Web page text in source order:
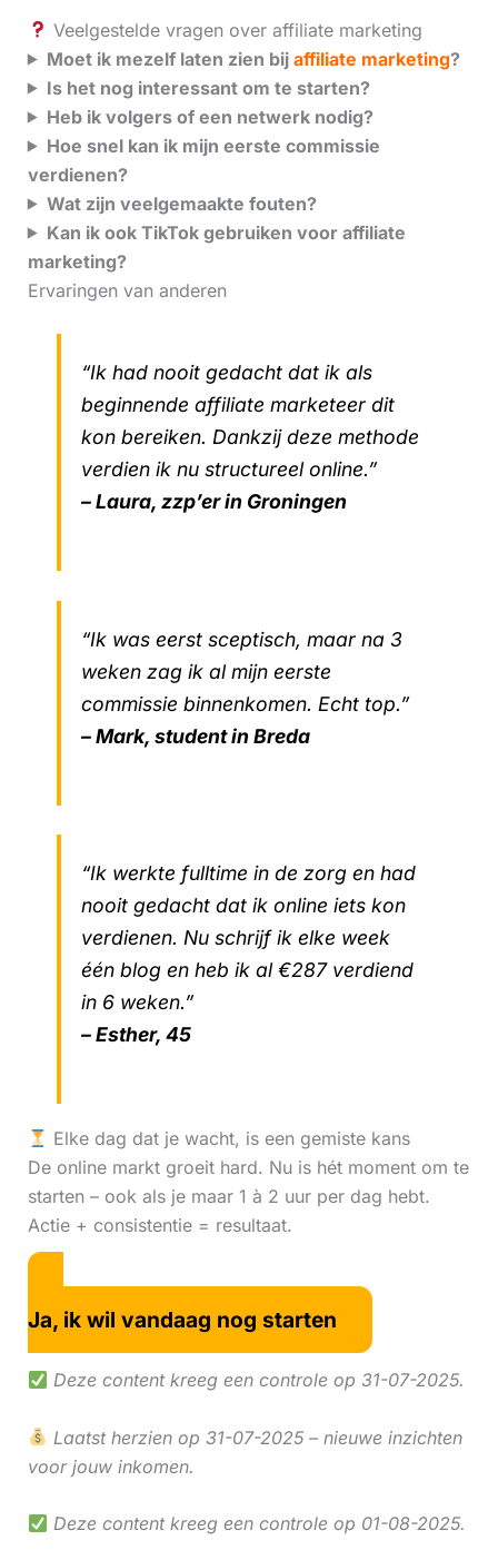
Veelgestelde vragen over affiliate marketing
Moet ik mezelf laten zien bij affiliate marketing?
Is het nog interessant om te starten?
Heb ik volgers of een netwerk nodig?
Hoe snel kan ik mijn eerste commissie
verdienen?
Wat zijn veelgemaakte fouten?
Kan ik ook TikTok gebruiken voor affiliate
marketing?
Ervaringen van anderen
“Ik had nooit gedacht dat ik als
beginnende affiliate marketeer dit
kon bereiken. Dankzij deze methode
verdien ik nu structureel online.”
– Laura, zzp’er in Groningen
“Ik was eerst sceptisch, maar na 3
weken zag ik al mijn eerste
commissie binnenkomen. Echt top.”
– Mark, student in Breda
“Ik werkte fulltime in de zorg en had
nooit gedacht dat ik online iets kon
verdienen. Nu schrijf ik elke week
één blog en heb ik al €287 verdiend
in 6 weken.”
– Esther, 45
Elke dag dat je wacht, is een gemiste kans
De online markt groeit hard. Nu is hét moment om te
starten – ook als je maar 1 à 2 uur per dag hebt.
Actie + consistentie = resultaat.
Ja, ik wil vandaag nog starten
Deze content kreeg een controle op 31-07-2025.
Laatst herzien op 31-07-2025 – nieuwe inzichten
voor jouw inkomen.
Deze content kreeg een controle op 01-08-2025.